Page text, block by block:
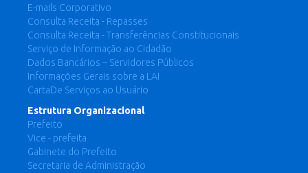
E-mails Corporativo
Consulta Receita - Repasses
Consulta Receita - Transferências Constitucionais
Serviço de Informação ao Cidadão
Dados Bancários – Servidores Públicos
Informações Gerais sobre a LAI
CartaDe Serviços ao Usuário
Estrutura Organizacional
Prefeito
Vice - prefeita
Gabinete do Prefeito
Secretaria de Administração